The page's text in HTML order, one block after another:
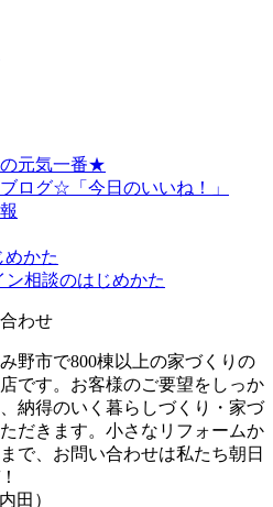
元気一番★
ログ☆「今日のいいね！」
かた
ン相談のはじめかた
わせ
野市で800棟以上の家づくりの
です。お客様のご要望をしっか
納得のいく暮らしづくり・家づ
だきます。小さなリフォームか
で、お問い合わせは私たち朝日
田）